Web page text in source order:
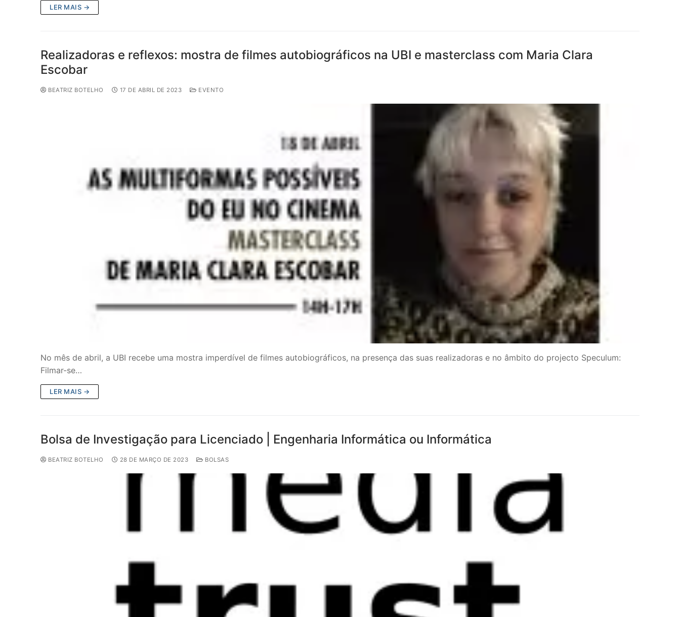
LER MAIS →
Realizadoras e reflexos: mostra de filmes autobiográficos na UBI e masterclass com Maria Clara
Escobar
BEATRIZ BOTELHO 17 DE ABRIL DE 2023 EVENTO
No mês de abril, a UBI recebe uma mostra imperdível de filmes autobiográficos, na presença das suas realizadoras e no âmbito do projecto Speculum:
Filmar-se…
LER MAIS →
Bolsa de Investigação para Licenciado | Engenharia Informática ou Informática
BEATRIZ BOTELHO 28 DE MARÇO DE 2023 BOLSAS